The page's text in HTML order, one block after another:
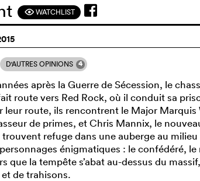
FWATCHLIST
D'AUTRES OPINIONS 4
après la Guerre de Sécession, le
route vers Red Rock, où il conduit sa
leur route, ils rencontrent le Major
de primes, et Chris Mannix, le
trouvent refuge dans une auberge au
énigmatiques : le confédéré,
que la tempête s’abat au-dessus du
de trahisons.